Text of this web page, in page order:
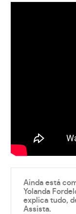
Ainda está
Yolanda
explica tudo,
Assista.